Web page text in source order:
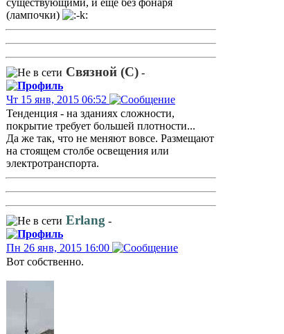
существующими, и ещё без фонаря
(лампочки)
Связной (С) -
Чт 15 янв, 2015 06:52
Тенденция - на зданиях сложности,
покрытие требует большей плотности...
Да же так, что не меняют вовсе. Размещают
на стоящем столбе освещения или
электротранспорта.
Erlang -
Пн 26 янв, 2015 16:00
Вот собственно.